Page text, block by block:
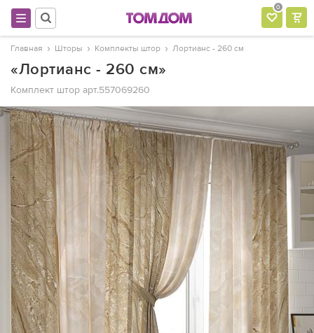
0
Главная Шторы Комплекты штор Лортианс - 260 см
«Лортианс - 260 см»
Комплект штор арт.557069260